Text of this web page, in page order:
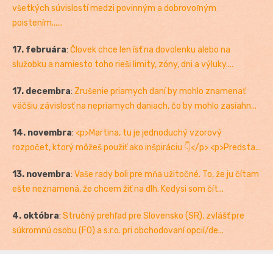
všetkých súvislostí medzi povinným a dobrovoľným
poistením......
17. februára: Človek chce len ísť na dovolenku alebo na
služobku a namiesto toho rieši limity, zóny, dni a výluky....
17. decembra: Zrušenie priamych daní by mohlo znamenať
väčšiu závislosť na nepriamych daniach, čo by mohlo zasiahn...
14. novembra: <p>Martina, tu je jednoduchý vzorový
rozpočet, ktorý môžeš použiť ako inšpiráciu 👇</p> <p>Predsta...
13. novembra: Vaše rady boli pre mňa užitočné. To, že ju čítam
ešte neznamená, že chcem žiť na dlh. Kedysi som čít...
4. októbra: Stručný prehľad pre Slovensko (SR), zvlášť pre
súkromnú osobu (FO) a s.r.o. pri obchodovaní opcií/de...